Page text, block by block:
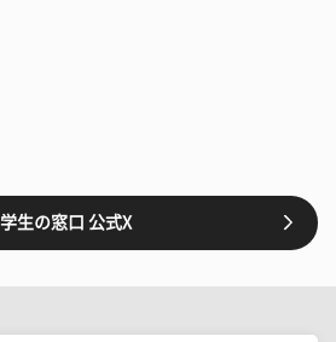
学生の窓口 公式X